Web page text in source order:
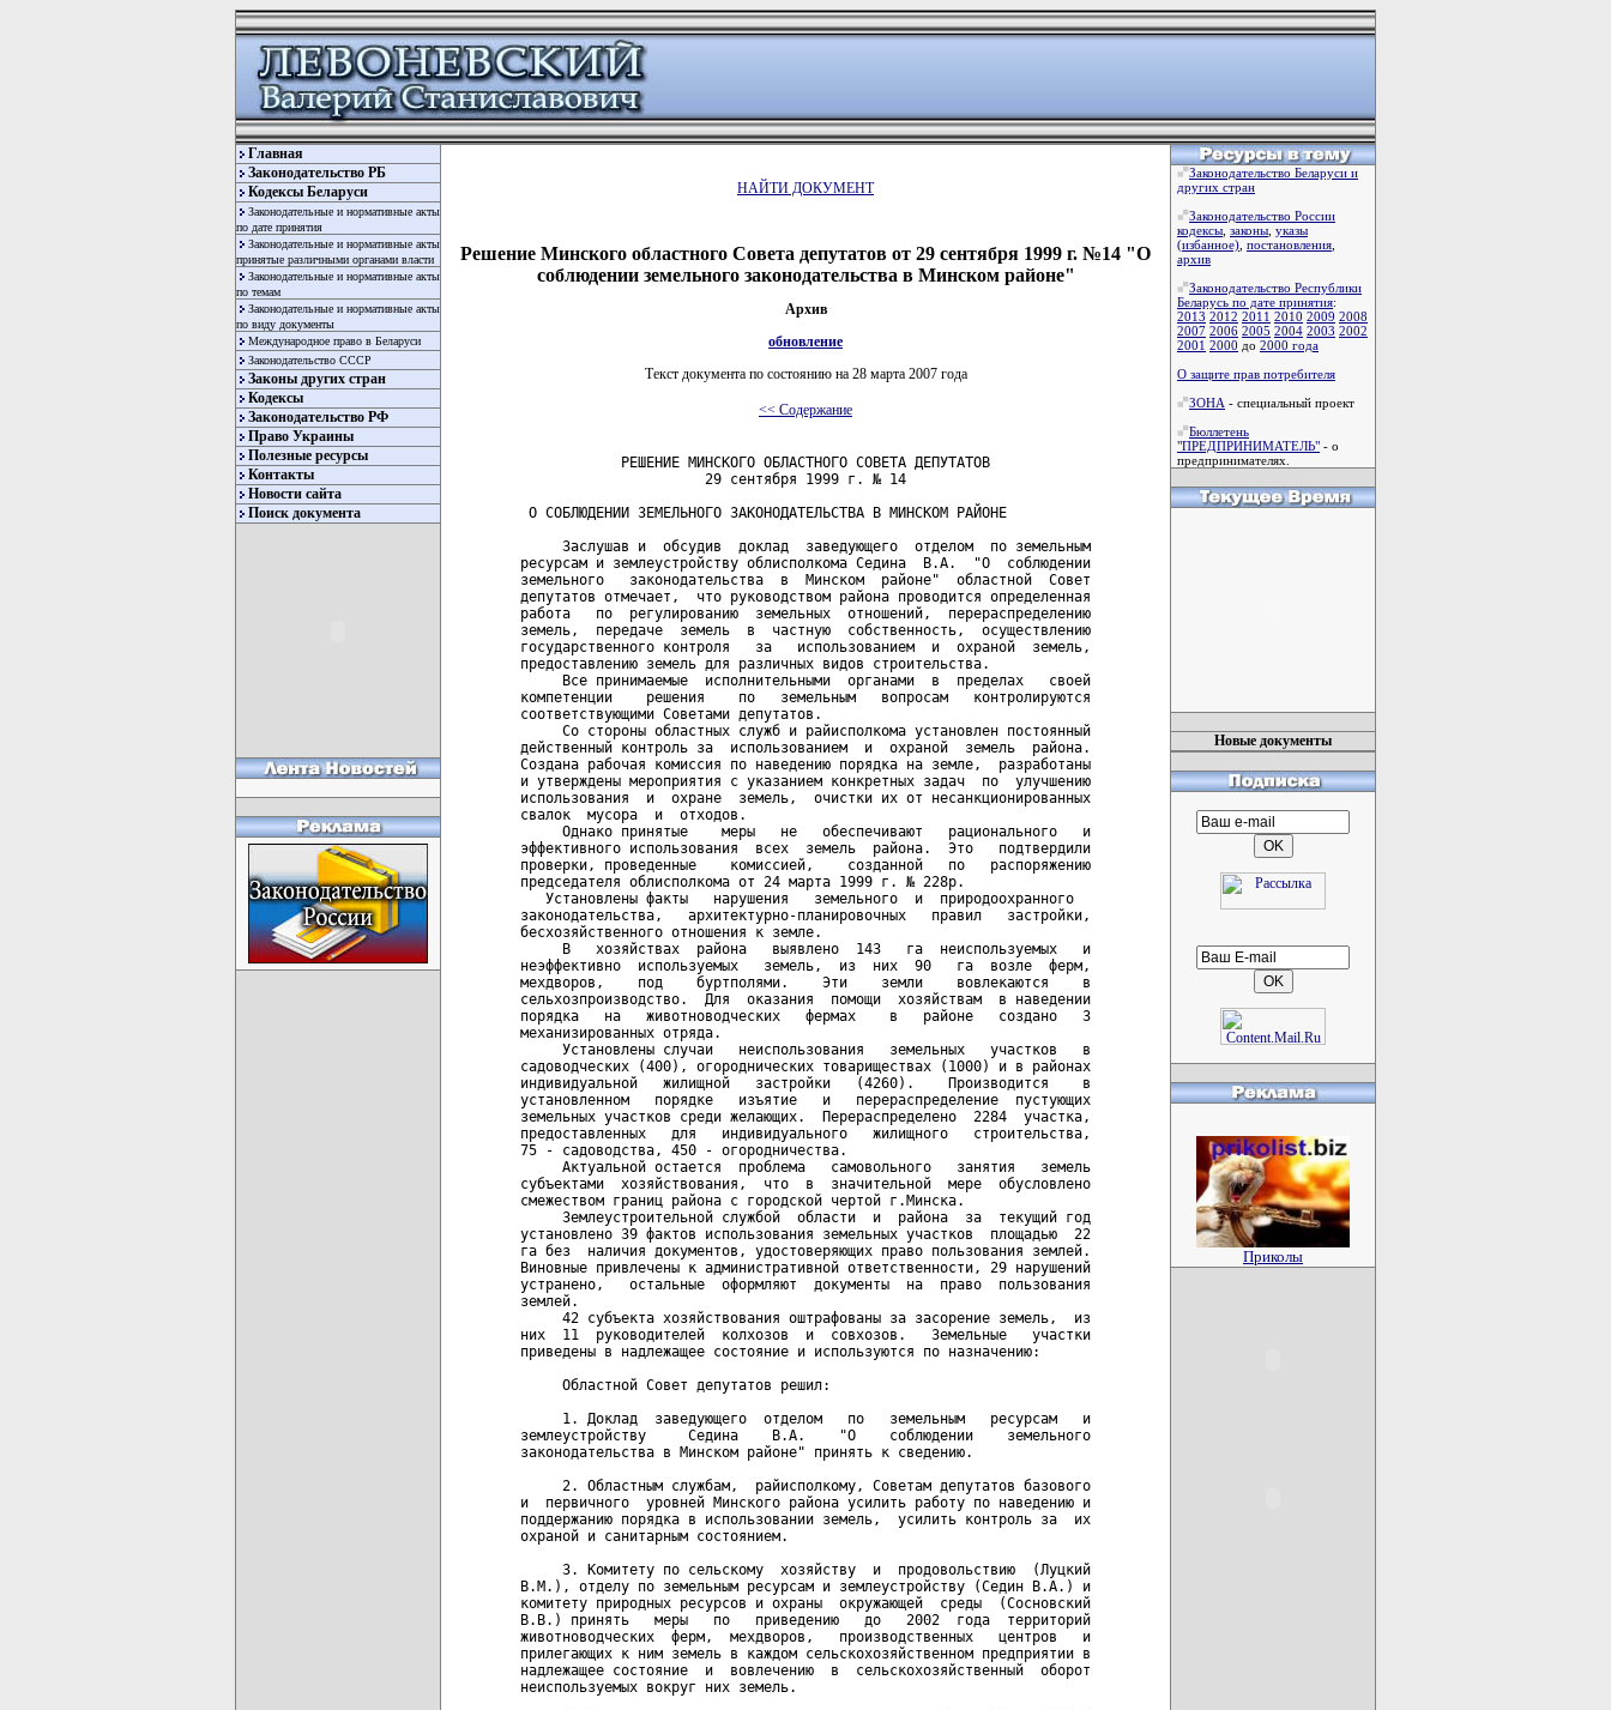
Главная
Законодательство РБ
Кодексы Беларуси
Законодательные и нормативные акты
по дате принятия
Законодательные и нормативные акты
принятые различными органами власти
Законодательные и нормативные акты
по темам
Законодательные и нормативные акты
по виду документы
Международное право в Беларуси
Законодательство СССР
Законы других стран
Кодексы
Законодательство РФ
Право Украины
Полезные ресурсы
Контакты
Новости сайта
Поиск документа
НАЙТИ ДОКУМЕНТ
Решение Минского областного Совета депутатов от 29 сентября 1999 г. №14 "О
соблюдении земельного законодательства в Минском районе"
Архив
обновление
Текст документа по состоянию на 28 марта 2007 года
<< Содержание
            РЕШЕНИЕ МИНСКОГО ОБЛАСТНОГО СОВЕТА ДЕПУТАТОВ
                      29 сентября 1999 г. № 14
О СОБЛЮДЕНИИ ЗЕМЕЛЬНОГО ЗАКОНОДАТЕЛЬСТВА В МИНСКОМ РАЙОНЕ
     Заслушав и  обсудив  доклад  заведующего  отделом  по земельным
ресурсам и землеустройству облисполкома Седина  В.А.  "О  соблюдении
земельного   законодательства  в  Минском  районе"  областной  Совет
депутатов отмечает,  что руководством района проводится определенная
работа   по  регулированию  земельных  отношений,  перераспределению
земель,  передаче  земель  в  частную  собственность,  осуществлению
государственного контроля   за   использованием  и  охраной  земель,
предоставлению земель для различных видов строительства.
     Все принимаемые  исполнительными  органами  в  пределах   своей
компетенции    решения    по   земельным   вопросам   контролируются
соответствующими Советами депутатов.
     Со стороны областных служб и райисполкома установлен постоянный
действенный контроль за  использованием  и  охраной  земель  района.
Создана рабочая комиссия по наведению порядка на земле,  разработаны
и утверждены мероприятия с указанием конкретных задач  по  улучшению
использования  и  охране  земель,  очистки их от несанкционированных
свалок  мусора  и  отходов.
     Однако принятые    меры   не   обеспечивают   рационального   и
эффективного использования  всех  земель  района.  Это   подтвердили
проверки, проведенные    комиссией,    созданной   по   распоряжению
председателя облисполкома от 24 марта 1999 г. № 228р.
   Установлены факты   нарушения   земельного  и  природоохранного
законодательства,   архитектурно-планировочных   правил   застройки,
бесхозяйственного отношения к земле.
     В   хозяйствах  района   выявлено  143   га  неиспользуемых   и
неэффективно  используемых   земель,  из  них  90   га  возле  ферм,
мехдворов,    под    буртполями.    Эти    земли    вовлекаются    в
сельхозпроизводство.  Для  оказания  помощи  хозяйствам  в наведении
порядка   на   животноводческих   фермах    в   районе   создано   3
механизированных отряда.
     Установлены случаи   неиспользования   земельных   участков   в
садоводческих (400), огороднических товариществах (1000) и в районах
индивидуальной   жилищной   застройки   (4260).    Производится    в
установленном   порядке   изъятие   и   перераспределение  пустующих
земельных участков среди желающих.  Перераспределено  2284  участка,
предоставленных   для   индивидуального   жилищного   строительства,
75 - садоводства, 450 - огородничества.
     Актуальной остается  проблема   самовольного   занятия   земель
субъектами  хозяйствования,  что  в  значительной  мере  обусловлено
смежеством границ района с городской чертой г.Минска.
     Землеустроительной службой  области  и  района  за  текущий год
установлено 39 фактов использования земельных участков  площадью  22
га без  наличия документов, удостоверяющих право пользования землей.
Виновные привлечены к административной ответственности, 29 нарушений
устранено,   остальные  оформляют  документы  на  право  пользования
землей.
     42 субъекта хозяйствования оштрафованы за засорение земель,  из
них  11  руководителей  колхозов  и  совхозов.   Земельные   участки
приведены в надлежащее состояние и используются по назначению:
     Областной Совет депутатов решил:
     1. Доклад  заведующего  отделом   по   земельным   ресурсам   и
землеустройству     Седина    В.А.    "О    соблюдении    земельного
законодательства в Минском районе" принять к сведению.
     2. Областным службам,  райисполкому, Советам депутатов базового
и  первичного  уровней Минского района усилить работу по наведению и
поддержанию порядка в использовании земель,  усилить контроль за  их
охраной и санитарным состоянием.
     3. Комитету по сельскому  хозяйству  и  продовольствию  (Луцкий
В.М.), отделу по земельным ресурсам и землеустройству (Седин В.А.) и
комитету природных ресурсов и охраны  окружающей  среды  (Сосновский
В.В.) принять   меры   по   приведению   до   2002  года  территорий
животноводческих  ферм,  мехдворов,   производственных   центров   и
прилегающих к ним земель в каждом сельскохозяйственном предприятии в
надлежащее состояние  и  вовлечению  в  сельскохозяйственный  оборот
неиспользуемых вокруг них земель.
Законодательство Беларуси и
других стран
Законодательство России
кодексы законы указы
(избанное) постановления
архив
Законодательство Республики
Беларусь по дате принятия:
2013 2012 2011 2010 2009 2008
2007 2006 2005 2004 2003 2002
2001 2000 до 2000 года
О защите прав потребителя
ЗОНА - специальный проект
Бюллетень
"ПРЕДПРИНИМАТЕЛЬ" - о
предпринимателях.
Новые документы
Приколы